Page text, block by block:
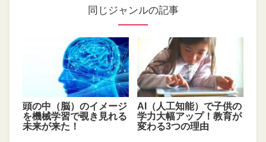
同じジャンルの記事
頭の中（脳）のイメージ
を機械学習で覗き見れる
未来が来た！
AI（人工知能）で子供の
学力大幅アップ！教育が
変わる3つの理由